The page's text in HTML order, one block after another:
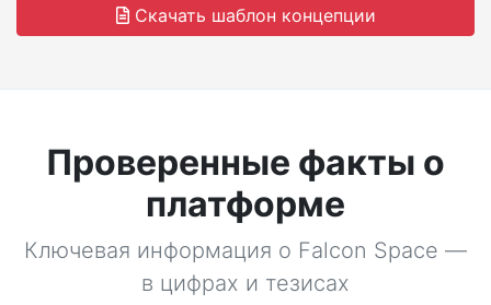
Скачать шаблон концепции
Проверенные факты о
платформе
Ключевая информация о Falcon Space —
в цифрах и тезисах